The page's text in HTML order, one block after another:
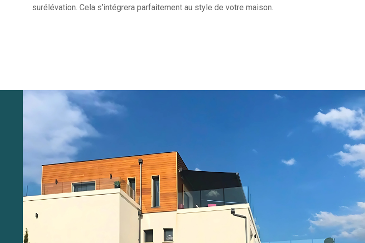
surélévation. Cela s’intégrera parfaitement au style de votre maison.